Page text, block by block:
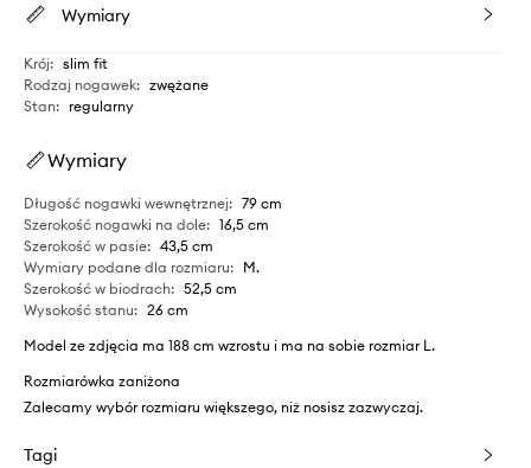
Wymiary
Krój: slim fit
Rodzaj nogawek: zwężane
Stan: regularny
Wymiary
Długość nogawki wewnętrznej: 79 cm
Szerokość nogawki na dole: 16,5 cm
Szerokość w pasie: 43,5 cm
Wymiary podane dla rozmiaru: M.
Szerokość w biodrach: 52,5 cm
Wysokość stanu: 26 cm
Model ze zdjęcia ma 188 cm wzrostu i ma na sobie rozmiar L.
Rozmiarówka zaniżona
Zalecamy wybór rozmiaru większego, niż nosisz zazwyczaj.
Tagi